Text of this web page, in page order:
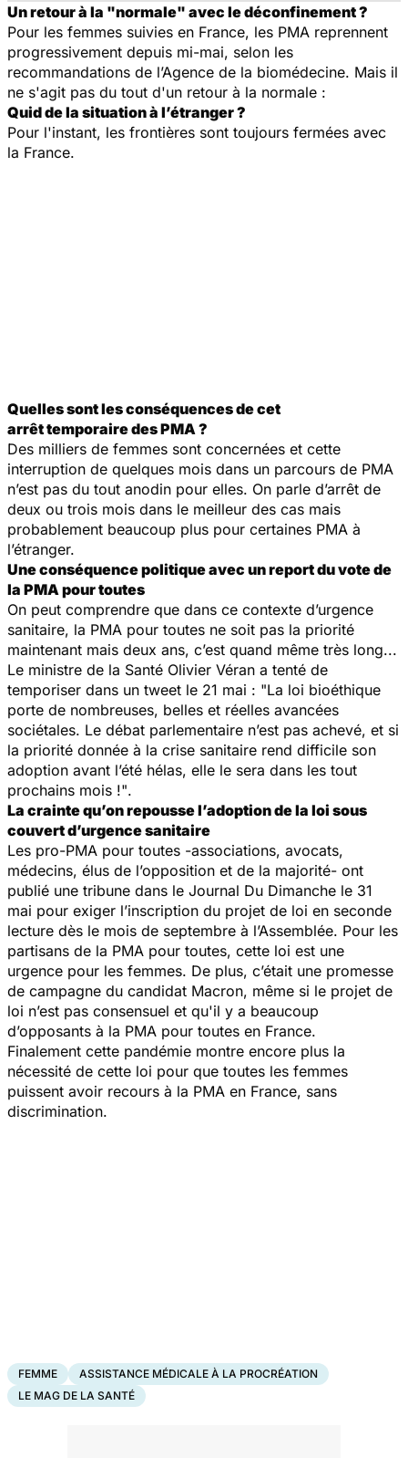
Un retour à la "normale" avec le déconfinement ?
Pour les femmes suivies en France, les PMA reprennent
progressivement depuis mi-mai, selon les
recommandations de l’Agence de la biomédecine. Mais il
ne s'agit pas du tout d'un retour à la normale :
Quid de la situation à l’étranger ?
Pour l'instant, les frontières sont toujours fermées avec
la France.
Quelles sont les conséquences de cet
arrêt temporaire des PMA ?
Des milliers de femmes sont concernées et cette
interruption de quelques mois dans un parcours de PMA
n’est pas du tout anodin pour elles. On parle d’arrêt de
deux ou trois mois dans le meilleur des cas mais
probablement beaucoup plus pour certaines PMA à
l’étranger.
Une conséquence politique avec un report du vote de
la PMA pour toutes
On peut comprendre que dans ce contexte d’urgence
sanitaire, la PMA pour toutes ne soit pas la priorité
maintenant mais deux ans, c’est quand même très long...
Le ministre de la Santé Olivier Véran a tenté de
temporiser dans un tweet le 21 mai : "La loi bioéthique
porte de nombreuses, belles et réelles avancées
sociétales. Le débat parlementaire n’est pas achevé, et si
la priorité donnée à la crise sanitaire rend difficile son
adoption avant l’été hélas, elle le sera dans les tout
prochains mois !".
La crainte qu’on repousse l’adoption de la loi sous
couvert d’urgence sanitaire
Les pro-PMA pour toutes -associations, avocats,
médecins, élus de l’opposition et de la majorité- ont
publié une tribune dans le Journal Du Dimanche le 31
mai pour exiger l’inscription du projet de loi en seconde
lecture dès le mois de septembre à l’Assemblée. Pour les
partisans de la PMA pour toutes, cette loi est une
urgence pour les femmes. De plus, c’était une promesse
de campagne du candidat Macron, même si le projet de
loi n’est pas consensuel et qu'il y a beaucoup
d’opposants à la PMA pour toutes en France.
Finalement cette pandémie montre encore plus la
nécessité de cette loi pour que toutes les femmes
puissent avoir recours à la PMA en France, sans
discrimination.
FEMME
ASSISTANCE MÉDICALE À LA PROCRÉATION
LE MAG DE LA SANTÉ